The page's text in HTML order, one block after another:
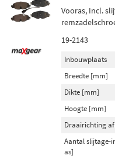
Vooras, Incl.
19-2143
Inbouwplaats
Breedte [mm]
Dikte [mm]
Hoogte [mm]
Draairichting
Aantal slijtage-
as]